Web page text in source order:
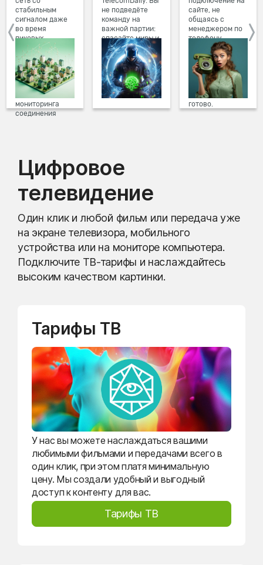
стабильным
сигналом даже
во время
пиковых
нагрузок в
вечернее время.
Мы постоянно
обновляем наше
оборудование в
домах, а система
мониторинга
соединения
не подведёте
команду на
важной партии:
спасайте миры и
побеждайте с
друзьями в
онлайн-играх.
сайте, не
общаясь с
менеджером по
телефону.
Просто в три
клика заполните
форму заявки на
сайте, выберите
дату и время
подключения,
готово.
Цифровое
телевидение
Один клик и любой фильм или передача уже
на экране телевизора, мобильного
устройства или на мониторе компьютера.
Подключите ТВ-тарифы и наслаждайтесь
высоким качеством картинки.
Тарифы ТВ
У нас вы можете наслаждаться вашими
любимыми фильмами и передачами всего в
один клик, при этом платя минимальную
цену. Мы создали удобный и выгодный
доступ к контенту для вас.
Тарифы ТВ